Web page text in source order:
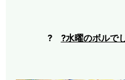
? ?水曜のボルで